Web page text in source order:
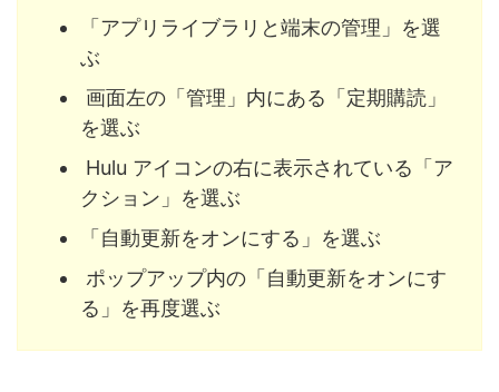
「アプリライブラリと端末の管理」を選
ぶ
画面左の「管理」内にある「定期購読」
を選ぶ
Hulu アイコンの右に表示されている「ア
クション」を選ぶ
「自動更新をオンにする」を選ぶ
ポップアップ内の「自動更新をオンにす
る」を再度選ぶ